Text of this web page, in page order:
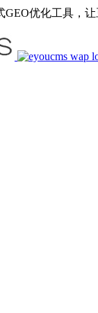
GEO优化工具，